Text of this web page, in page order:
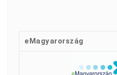
eMagyarország